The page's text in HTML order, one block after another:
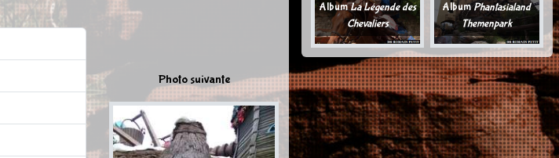
Photo suivante
AlbumLa Légende des
Chevaliers
AlbumPhantasialand
Themenpark